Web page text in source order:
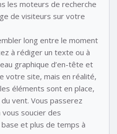
les moteurs de recherche
de visiteurs sur votre
long entre le moment
à rédiger un texte ou à
graphique d’en-tête et
votre site, mais en réalité,
éléments sont en place,
vent. Vous passerez
soucier des
et plus de temps à